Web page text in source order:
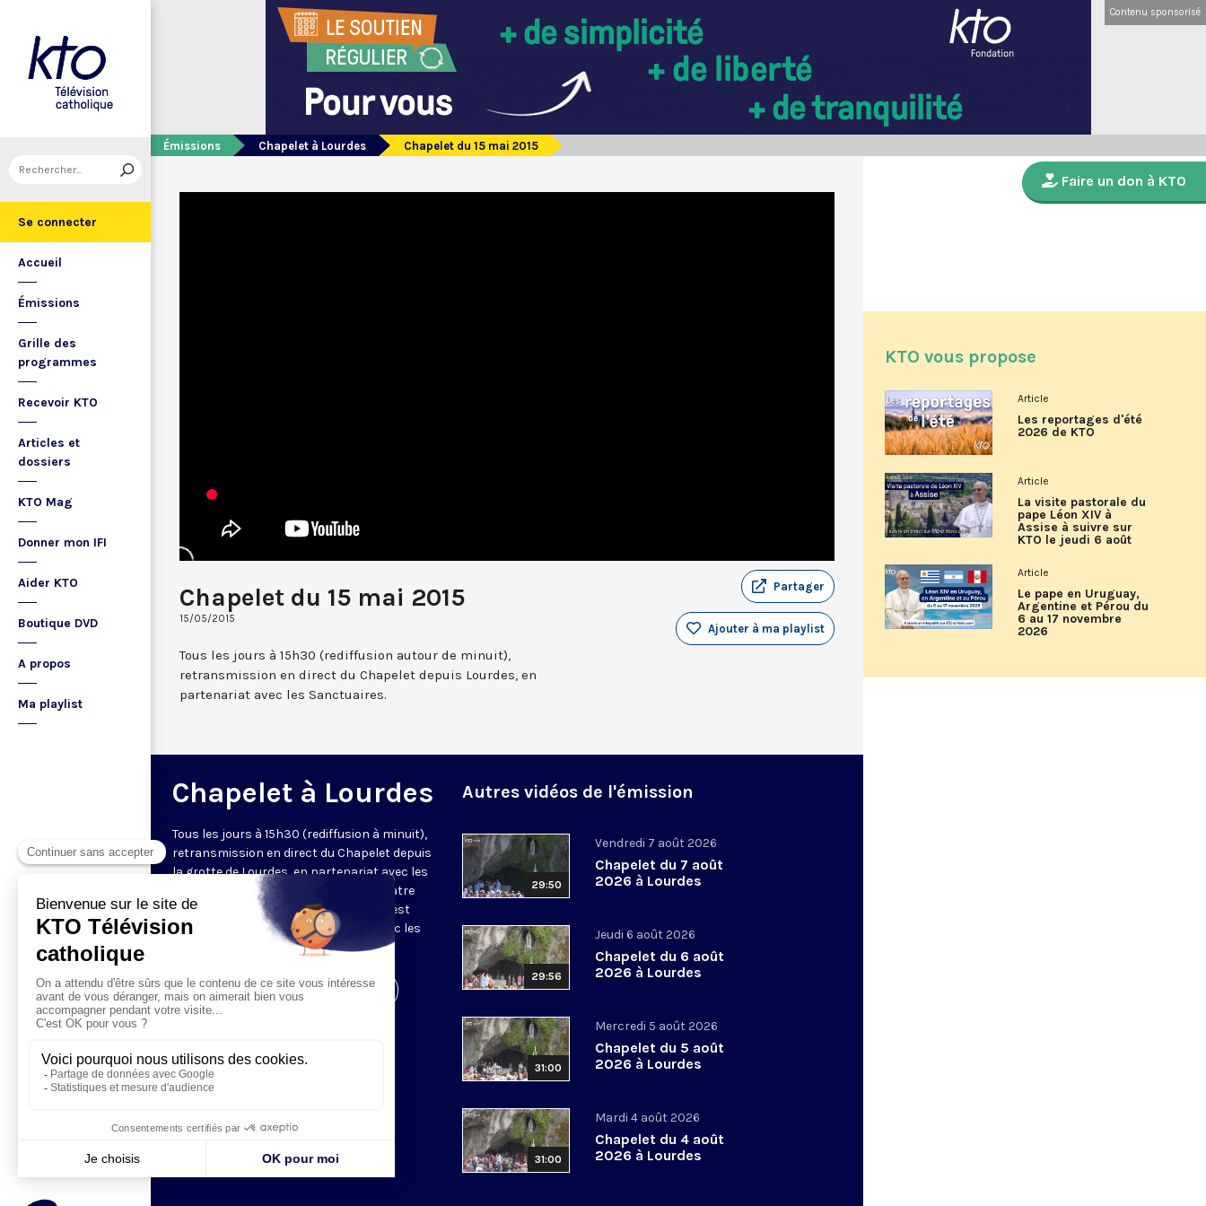
Se connecter
Accueil
Émissions
Grille des
programmes
Recevoir KTO
Articles et
dossiers
KTO Mag
Donner mon IFI
Aider KTO
Boutique DVD
A propos
Ma playlist
Contenu sponsorisé
Émissions Chapelet à Lourdes Chapelet du 15 mai 2015
Chapelet du 15 mai 2015
15/05/2015
Partager
Ajouter à ma playlist
Tous les jours à 15h30 (rediffusion autour de minuit),
retransmission en direct du Chapelet depuis Lourdes, en
partenariat avec les Sanctuaires.
Chapelet à Lourdes
Tous les jours à 15h30 (rediffusion à minuit),
retransmission en direct du Chapelet depuis
la grotte de Lourdes, en partenariat avec les
Sanctuaires. Chaque jour, l'une des quatre
méditations des mystères du Rosaire est
proposée en communion de prière avec les
Visiter la page de l'émission
Autres vidéos de l'émission
29:50
Vendredi 7 août 2026
Chapelet du 7 août
2026 à Lourdes
29:56
Jeudi 6 août 2026
Chapelet du 6 août
2026 à Lourdes
31:00
Mercredi 5 août 2026
Chapelet du 5 août
2026 à Lourdes
31:00
Mardi 4 août 2026
Chapelet du 4 août
2026 à Lourdes
Faire un don à KTO
KTO vous propose
Article
Les reportages d'été
2026 de KTO
Article
La visite pastorale du
pape Léon XIV à
Assise à suivre sur
KTO le jeudi 6 août
Article
Le pape en Uruguay,
Argentine et Pérou du
6 au 17 novembre
2026